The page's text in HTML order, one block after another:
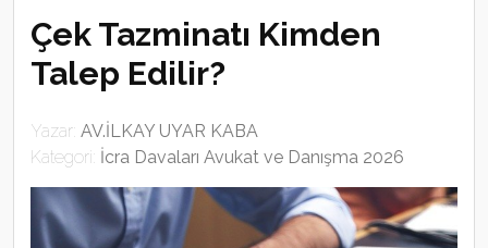
Çek Tazminatı Kimden
Talep Edilir?
Yazar: AV.İLKAY UYAR KABA
Kategori: İcra Davaları Avukat ve Danışma 2026